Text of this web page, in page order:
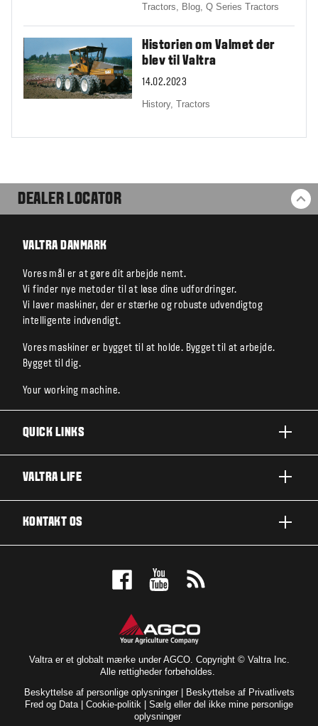
Tractors, Blog,Q Series Tractors
Historien om Valmet der
blev til Valtra
14.02.2023
History,Tractors
DEALER LOCATOR
VALTRA DANMARK
Vores mål er at gøre dit arbejde nemt.
Vi finder nye metoder til at løse dine udfordringer.
Vi laver maskiner, der er stærke og robuste udvendigtog
intelligente indvendigt.
Vores maskiner er bygget til at holde. Bygget til at arbejde.
Bygget til dig.
Your working machine.
QUICK LINKS
TEKNOLOGILØSNINGER
VALTRA LIFE
KONTAKT OS
Valtra er et globalt mærke under AGCO. Copyright © Valtra Inc.
Alle rettigheder forbeholdes.
Beskyttelse af personlige oplysninger|
Beskyttelse af Privatlivets
Fred og Data| Cookie-politik
Sælg eller del ikke mine personlige
oplysninger